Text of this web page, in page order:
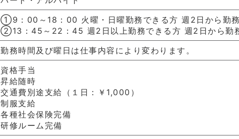
➀9：00～18：00 火曜・日曜勤務できる方 週2日から勤
➁13：45～22：45 週2日以上勤務できる方 週2日から勤
勤務時間及び曜日は仕事内容により変わります。
資格手当
昇給随時
交通費別途支給（１日：￥1,000）
制服支給
各種社会保険完備
研修ルーム完備